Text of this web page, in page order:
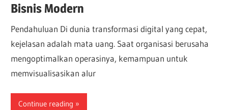
Bisnis Modern
Pendahuluan Di dunia transformasi digital yang cepat,
kejelasan adalah mata uang. Saat organisasi berusaha
mengoptimalkan operasinya, kemampuan untuk
memvisualisasikan alur
Continue reading